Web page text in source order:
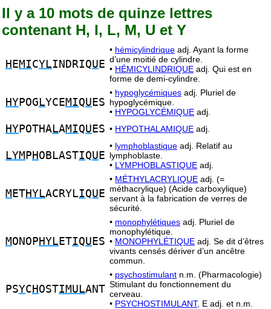
Il y a 10 mots de quinze lettres
contenant H, I, L, M, U et Y
H EMICYLINDRIQU E
• hémicylindrique adj. Ayant la forme
dʼune moitié de cylindre.
• HÉMICYLINDRIQUE adj. Qui est en
forme de demi-cylindre.
HYPOG LYCEMIQU ES
• hypoglycémiques adj. Pluriel de
hypoglycémique.
• HYPOGLYCÉMIQUE adj.
HYPOTHALAMIQU ES • HYPOTHALAMIQUE adj.
LYM P H OBLASTIQU E
• lymphoblastique adj. Relatif au
lymphoblaste.
• LYMPHOBLASTIQUE adj.
M ETHYLACRYLIQU E
• MÉTHYLACRYLIQUE adj. (=
méthacrylique) (Acide carboxylique)
servant à la fabrication de verres de
sécurité.
MONOP HYL ETIQU ES
• monophylétiques adj. Pluriel de
monophylétique.
• MONOPHYLÉTIQUE adj. Se dit d’êtres
vivants censés dériver d’un ancêtre
commun.
PSYC H OSTIMULANT
• psychostimulant n.m. (Pharmacologie)
Stimulant du fonctionnement du
cerveau.
• PSYCHOSTIMULANT, E adj. et n.m.